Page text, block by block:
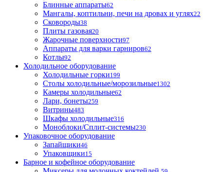
Блинные аппараты62
Мангалы, коптильни, печи на дровах и углях22
Сковороды38
Плиты газовая20
Жарочные поверхности97
Аппараты для варки гарниров62
Котлы92
Холодильное оборудование
Холодильные горки199
Столы холодильные/морозильные1302
Камеры холодильные62
Лари, бонеты259
Витрины483
Шкафы холодильные316
Моноблоки/Сплит-системы230
Упаковочное оборудование
Запайщики46
Упаковщики15
Барное и кофейное оборудование